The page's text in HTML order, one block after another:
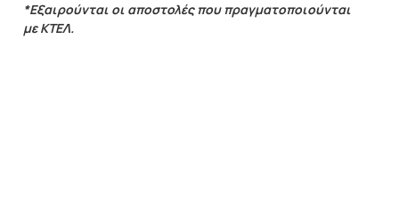
*Εξαιρούνται οι αποστολές που πραγματοποιούνται
με ΚΤΕΛ.